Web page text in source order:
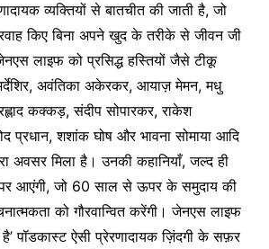
व्यक्तियों से बातचीत की जाती है, जो
किए बिना अपने खुद के तरीके से जीवन जी
लाइफ को प्रसिद्ध हस्तियों जैसे टीकू
अवंतिका अकेरकर, आयाज़ मेमन, मधु
कक्कड़, संदीप सोपारकर, राकेश
प्रधान, शशांक घोष और भावना सोमाया आदि
अवसर मिला है। उनकी कहानियाँ, जल्द ही
पर आएंगी, जो 60 साल से ऊपर के समुदाय की
को गौरवान्वित करेंगी। जेनएस लाइफ
है’ पॉडकास्ट ऐसी प्रेरणादायक ज़िंदगी के सफ़र